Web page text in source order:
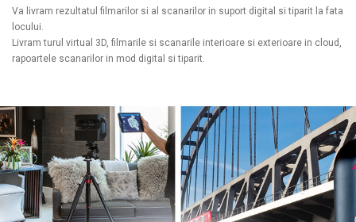
Va livram rezultatul filmarilor si al scanarilor in suport digital si tiparit la fata
locului.
Livram turul virtual 3D, filmarile si scanarile interioare si exterioare in cloud,
rapoartele scanarilor in mod digital si tiparit.